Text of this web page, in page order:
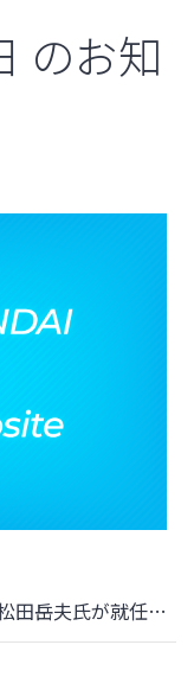
のお知
マイナビ仙台レディース 初代監督に松田岳夫氏が就任決定